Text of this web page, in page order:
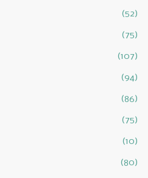
(52)
(75)
(107)
(94)
(86)
(75)
(10)
(80)